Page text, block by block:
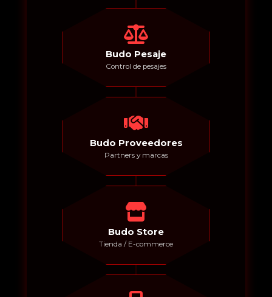
Budo Pesaje
Control de pesajes
Budo Proveedores
Partners y marcas
Budo Store
Tienda / E-commerce